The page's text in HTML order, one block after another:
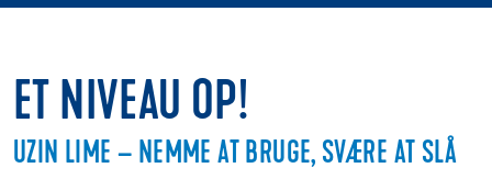
ET NIVEAU OP!
UZIN LIME – NEMME AT BRUGE, SVÆRE AT SLÅ